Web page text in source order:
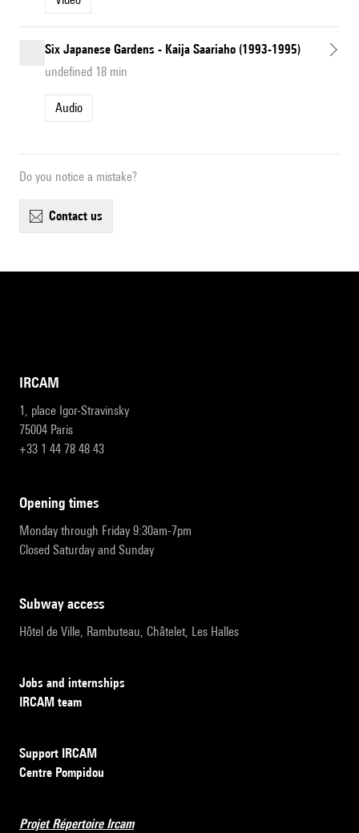
Six Japanese Gardens - Kaija Saariaho (1993-1995)
undefined 18 min
Audio
Do you notice a mistake?
contact us
IRCAM
1, place Igor-Stravinsky
75004 Paris
+33 1 44 78 48 43
opening times
Monday through Friday 9:30am-7pm
Closed Saturday and Sunday
subway access
Hôtel de Ville, Rambuteau, Châtelet, Les Halles
Jobs and internships
IRCAM team
Support IRCAM
Centre Pompidou
Projet Répertoire Ircam